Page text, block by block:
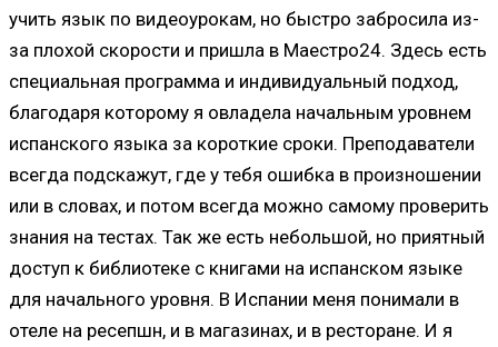
учить язык по видеоурокам, но быстро забросила из-
за плохой скорости и пришла в Маестро24. Здесь есть
специальная программа и индивидуальный подход,
благодаря которому я овладела начальным уровнем
испанского языка за короткие сроки. Преподаватели
всегда подскажут, где у тебя ошибка в произношении
или в словах, и потом всегда можно самому проверить
знания на тестах. Так же есть небольшой, но приятный
доступ к библиотеке с книгами на испанском языке
для начального уровня. В Испании меня понимали в
отеле на ресепшн, и в магазинах, и в ресторане. И я